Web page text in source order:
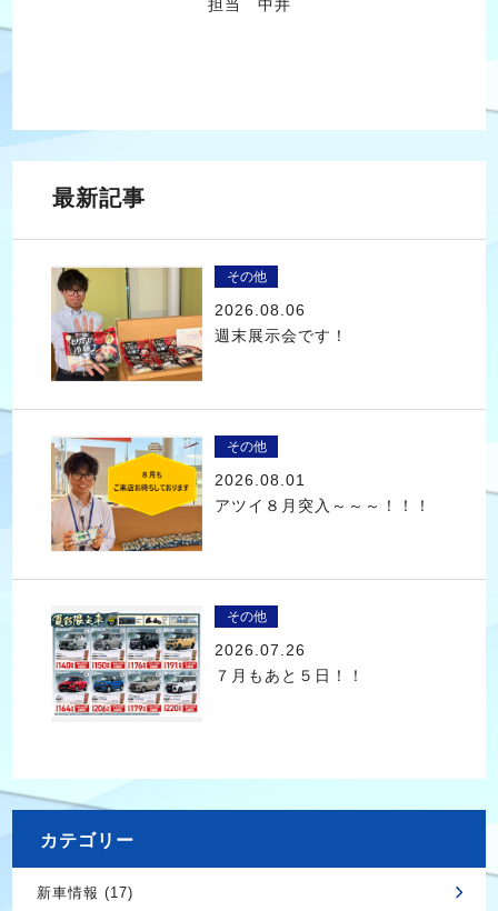
担当 中井
最新記事
その他
2026.08.06
週末展示会です！
その他
2026.08.01
アツイ８月突入～～～！！！
その他
2026.07.26
７月もあと５日！！
カテゴリー
新車情報 (17)